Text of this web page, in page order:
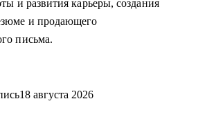
и развития карьеры, создания
и продающего
письма.
18 августа 2026